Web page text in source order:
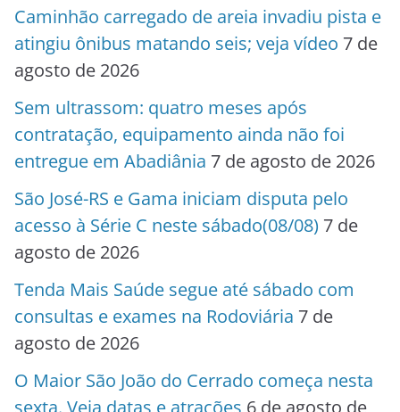
Caminhão carregado de areia invadiu pista e
atingiu ônibus matando seis; veja vídeo 7 de
agosto de 2026
Sem ultrassom: quatro meses após
contratação, equipamento ainda não foi
entregue em Abadiânia 7 de agosto de 2026
São José-RS e Gama iniciam disputa pelo
acesso à Série C neste sábado(08/08) 7 de
agosto de 2026
Tenda Mais Saúde segue até sábado com
consultas e exames na Rodoviária 7 de
agosto de 2026
O Maior São João do Cerrado começa nesta